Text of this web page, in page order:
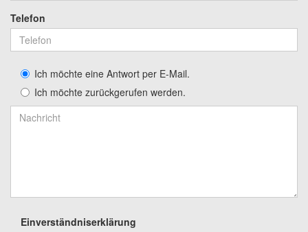
Telefon
Ich möchte eine Antwort per E-Mail.
Ich möchte zurückgerufen werden.
Einverständniserklärung